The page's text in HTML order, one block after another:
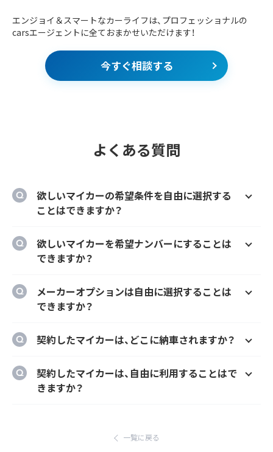
エンジョイ＆スマートなカーライフは、プロフェッショナルの
carsエージェントに全ておまかせいただけます！
今すぐ相談する
よくある質問
欲しいマイカーの希望条件を自由に選択する
ことはできますか？
ー、契約期間、ボーナス払い等を自由に選択す
ることができます。
欲しいマイカーを希望ナンバーにすることは
できますか？
とができます。
メーカーオプションは自由に選択することは
できますか？
様にカーナビ、ドラレコ、ETC、フロアマット等
ます。
契約したマイカーは、どこに納車されますか？
とができます。
ただし、輸入車リース（新車）の場合、納車場所
契約したマイカーは、自由に利用することはで
きますか？
一覧に戻る